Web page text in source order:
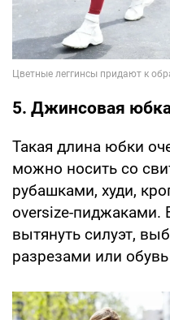
5. Джинсовая
Такая длина юбки
можно носить со
рубашками, худи,
oversize-пиджаками.
вытянуть силуэт,
разрезами или